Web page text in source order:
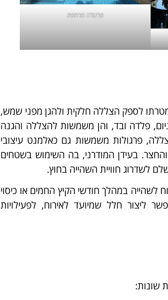
פרגולה מרחפת
לספק הצללה חלקית ולהגן מפני שמש,
פלדה ובד, והן משמשות להצללה והגנה
פרגולות משמשות גם כאלמנט עיצובי
בעידן המודרני, בה השימוש בשטחים
לשדרוג חוויית השהייה בחוץ.
לשהייה במהלך חודשי הקיץ החמים או כיסוי
ליצור חלל שמיועד לאירוח, לפעילויות
שונות: